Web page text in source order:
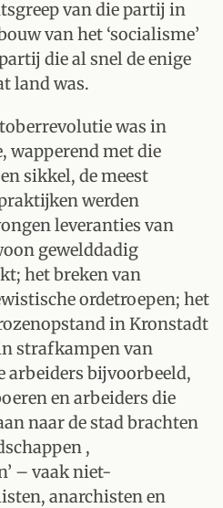
van die partij in
van het ‘socialisme’
die al snel de enige
land was.
was in
wapperend met die
sikkel, de meest
werden
leveranties van
gewelddadig
het breken van
ordetroepen; het
in Kronstadt
strafkampen van
arbeiders bijvoorbeeld,
en arbeiders die
naar de stad brachten
,
– vaak niet-
anarchisten en